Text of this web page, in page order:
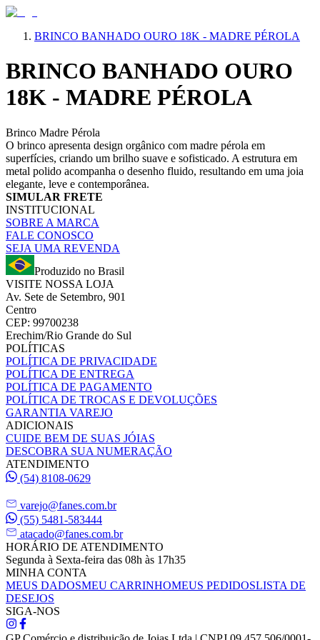
BRINCO BANHADO OURO 18K - MADRE PÉROLA
BRINCO BANHADO OURO
18K - MADRE PÉROLA
Brinco Madre Pérola
O brinco apresenta design orgânico com madre pérola em
superfícies, criando um brilho suave e sofisticado. A estrutura em
metal polido acompanha o desenho fluido, resultando em uma joia
elegante, leve e contemporânea.
SIMULAR FRETE
INSTITUCIONAL
SOBRE A MARCA
FALE CONOSCO
SEJA UMA REVENDA
Produzido no Brasil
VISITE NOSSA LOJA
Av. Sete de Setembro, 901
Centro
CEP: 99700238
Erechim/Rio Grande do Sul
POLÍTICAS
POLÍTICA DE PRIVACIDADE
POLÍTICA DE ENTREGA
POLÍTICA DE PAGAMENTO
POLÍTICA DE TROCAS E DEVOLUÇÕES
GARANTIA VAREJO
ADICIONAIS
CUIDE BEM DE SUAS JÓIAS
DESCOBRA SUA NUMERAÇÃO
ATENDIMENTO
(54) 8108-0629
varejo@fanes.com.br
(55) 5481-583444
atacado@fanes.com.br
HORÁRIO DE ATENDIMENTO
Segunda à Sexta-feira das 08h às 17h35
MINHA CONTA
MEUS DADOSMEU CARRINHOMEUS PEDIDOSLISTA DE
DESEJOS
SIGA-NOS